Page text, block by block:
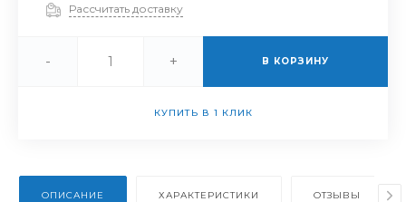
Рассчитать доставку
- + В КОРЗИНУ
КУПИТЬ В 1 КЛИК
ОПИСАНИЕ ХАРАКТЕРИСТИКИ ОТЗЫВЫ